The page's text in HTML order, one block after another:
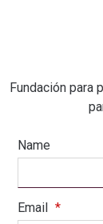
Fundación para
Name
Email *